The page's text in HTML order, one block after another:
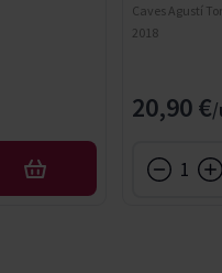
AFEGIR
Caves Agustí
2018
20,90 €